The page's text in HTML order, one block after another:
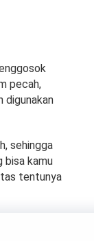
pecah,
digunakan
sehingga
bisa kamu
tentunya